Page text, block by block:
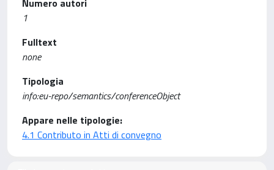
Numero autori
1
Fulltext
none
Tipologia
info:eu-repo/semantics/conferenceObject
Appare nelle tipologie:
4.1 Contributo in Atti di convegno